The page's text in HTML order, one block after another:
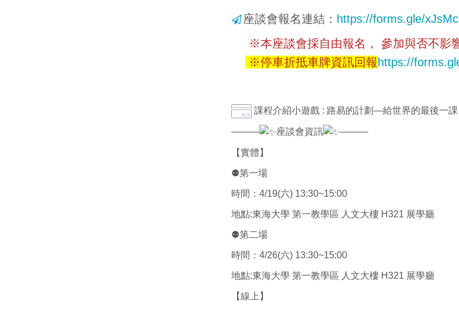
座談會報名連結： https://forms.gle/
※本座談會採自由報名， 參加與否不影
※停車折抵車牌資訊回報 https://
課程介紹小遊戲 : 路易的計劃—給世界的最後一課
——— 座談會資訊 ———
【實體】
⚉第一場
時間：4/19(六) 13:30~15:00
地點:東海大學 第一教學區 人文大樓 H321 展學廳
⚉第二場
時間：4/26(六) 13:30~15:00
地點:東海大學 第一教學區 人文大樓 H321 展學廳
【線上】